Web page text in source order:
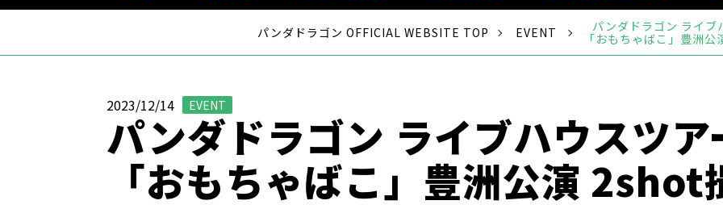
パンダドラゴン OFFICIAL WEBSITE TOP EVENT
パンダドラゴン ライ
「おもちゃばこ」豊洲
2023/12/14 EVENT
パンダドラゴン ライブハウスツ
「おもちゃばこ」豊洲公演 2shot